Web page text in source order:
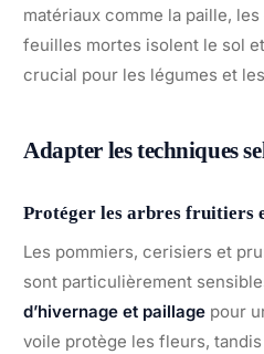
matériaux comme la paille,
feuilles mortes isolent le sol
crucial pour les légumes et
Adapter les techniques
Protéger les arbres fruitiers
Les pommiers, cerisiers et
sont particulièrement
d’hivernage et paillage pour
voile protège les fleurs,